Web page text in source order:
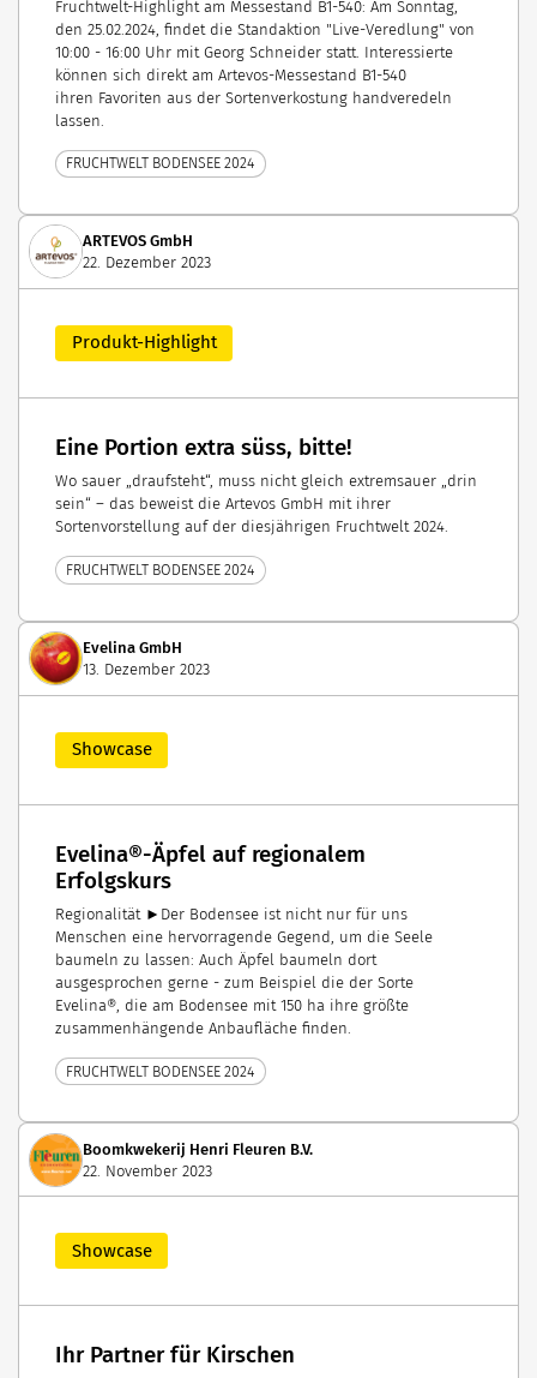
Fruchtwelt-Highlight am Messestand B1-540: Am Sonntag,
den 25.02.2024, findet die Standaktion "Live-Veredlung" von
10:00 - 16:00 Uhr mit Georg Schneider statt. Interessierte
können sich direkt am Artevos-Messestand B1-540
ihren Favoriten aus der Sortenverkostung handveredeln
lassen.
FRUCHTWELT BODENSEE 2024
ARTEVOS GmbH
22. Dezember 2023
Produkt-Highlight
Eine Portion extra süss, bitte!
Wo sauer „draufsteht“, muss nicht gleich extremsauer „drin
sein“ – das beweist die Artevos GmbH mit ihrer
Sortenvorstellung auf der diesjährigen Fruchtwelt 2024.
FRUCHTWELT BODENSEE 2024
Evelina GmbH
13. Dezember 2023
Showcase
Evelina®-Äpfel auf regionalem
Erfolgskurs
Regionalität ►Der Bodensee ist nicht nur für uns
Menschen eine hervorragende Gegend, um die Seele
baumeln zu lassen: Auch Äpfel baumeln dort
ausgesprochen gerne - zum Beispiel die der Sorte
Evelina®, die am Bodensee mit 150 ha ihre größte
zusammenhängende Anbaufläche finden.
FRUCHTWELT BODENSEE 2024
Boomkwekerij Henri Fleuren B.V.
22. November 2023
Showcase
Ihr Partner für Kirschen